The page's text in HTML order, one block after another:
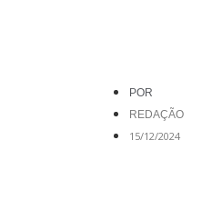
POR
REDAÇÃO
15/12/2024